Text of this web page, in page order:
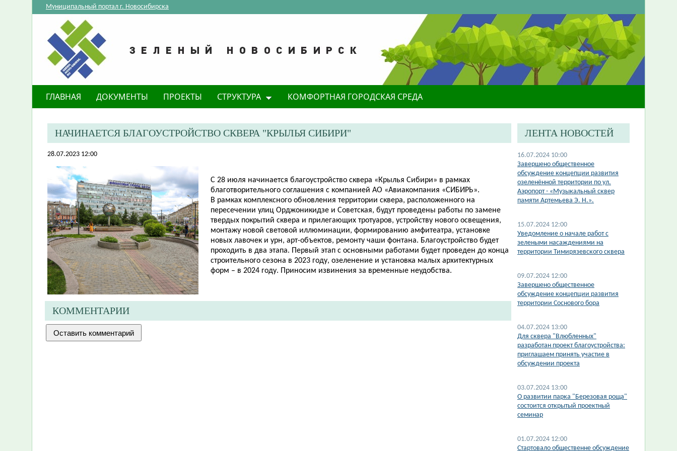
Муниципальный портал г. Новосибирска
ГЛАВНАЯ ДОКУМЕНТЫ ПРОЕКТЫ СТРУКТУРА КОМФОРТНАЯ ГОРОДСКАЯ СРЕДА
НАЧИНАЕТСЯ БЛАГОУСТРОЙСТВО СКВЕРА "КРЫЛЬЯ СИБИРИ"
28.07.2023 12:00
С 28 июля начинается благоустройство сквера «Крылья Сибири» в рамках
благотворительного соглашения с компанией АО «Авиакомпания «СИБИРЬ».
В рамках комплексного обновления территории сквера, расположенного на
пересечении улиц Орджоникидзе и Советская, будут проведены работы по замене
твердых покрытий сквера и прилегающих тротуаров, устройству нового освещения,
монтажу новой световой иллюминации, формированию амфитеатра, установке
новых лавочек и урн, арт-объектов, ремонту чаши фонтана. Благоустройство будет
проходить в два этапа. Первый этап с основными работами будет проведен до конца
строительного сезона в 2023 году, озеленение и установка малых архитектурных
форм – в 2024 году. Приносим извинения за временные неудобства.
КОММЕНТАРИИ
ЛЕНТА НОВОСТЕЙ
16.07.2024 10:00
Завершено общественное
обсуждение концепции развития
озеленённой территории по ул.
Аэропорт - «Музыкальный сквер
памяти Артемьева Э. Н.».
15.07.2024 12:00
​Уведомление о начале работ с
зелеными насаждениями на
территории Тимирязевского сквера
09.07.2024 12:00
Завершено общественное
обсуждение концепции развития
территории Соснового бора
04.07.2024 13:00
Для сквера "Влюбленных"
разработан проект благоустройства:
приглашаем принять участие в
обсуждении проекта
03.07.2024 13:00
О развитии парка "Березовая роща"
состоится открытый проектный
семинар
01.07.2024 12:00
Стартовало общественне обсуждение